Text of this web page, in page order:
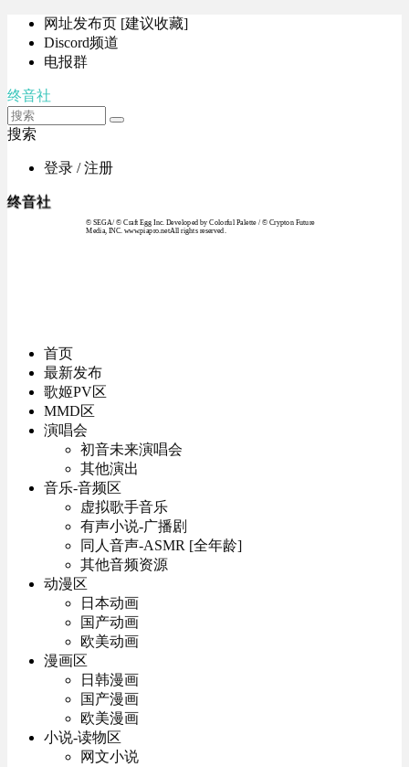
网址发布页 [建议收藏]
Discord频道
电报群
终音社
搜索
登录 / 注册
终音社
© SEGA / © Craft Egg Inc. Developed by Colorful Palette / © Crypton Future
Media, INC. www.piapro.netAll rights reserved.
首页
最新发布
歌姬PV区
MMD区
演唱会
初音未来演唱会
其他演出
音乐-音频区
虚拟歌手音乐
有声小说-广播剧
同人音声-ASMR [全年龄]
其他音频资源
动漫区
日本动画
国产动画
欧美动画
漫画区
日韩漫画
国产漫画
欧美漫画
小说-读物区
网文小说